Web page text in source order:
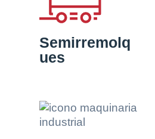
Semirremolq
ues